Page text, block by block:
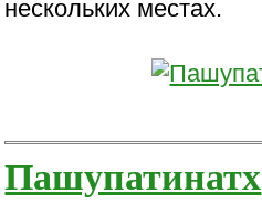
нескольких местах.
Пашупатинатх